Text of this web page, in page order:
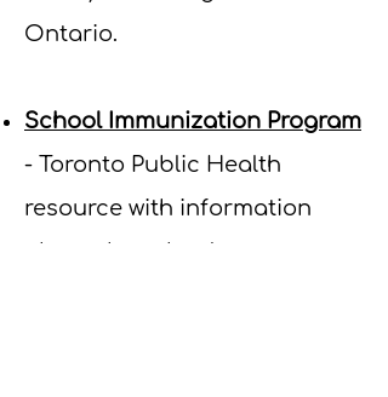
Ontario.
School Immunization Program
- Toronto Public Health
resource with information